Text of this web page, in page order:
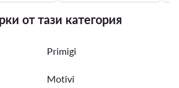
от тази категория
Primigi
Motivi